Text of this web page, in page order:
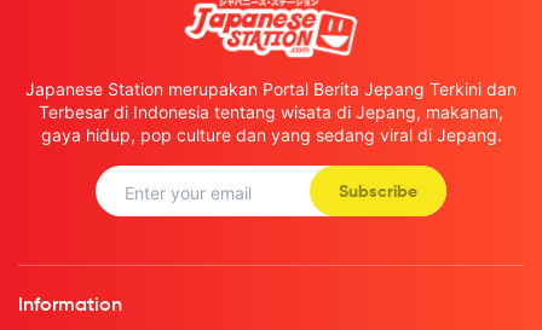
Japanese Station merupakan Portal Berita Jepang Terkini dan
Terbesar di Indonesia tentang wisata di Jepang, makanan,
gaya hidup, pop culture dan yang sedang viral di Jepang.
Subscribe
Information